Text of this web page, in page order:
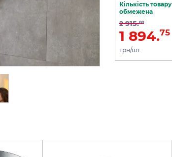
обмежена
30 067.
Кількість товару
обмежена
2 915.00
1 894.75
грн/шт